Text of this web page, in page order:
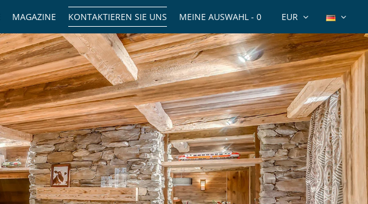
EUR
MEINE AUSWAHL - 0
KONTAKTIEREN SIE UNS
MAGAZINE